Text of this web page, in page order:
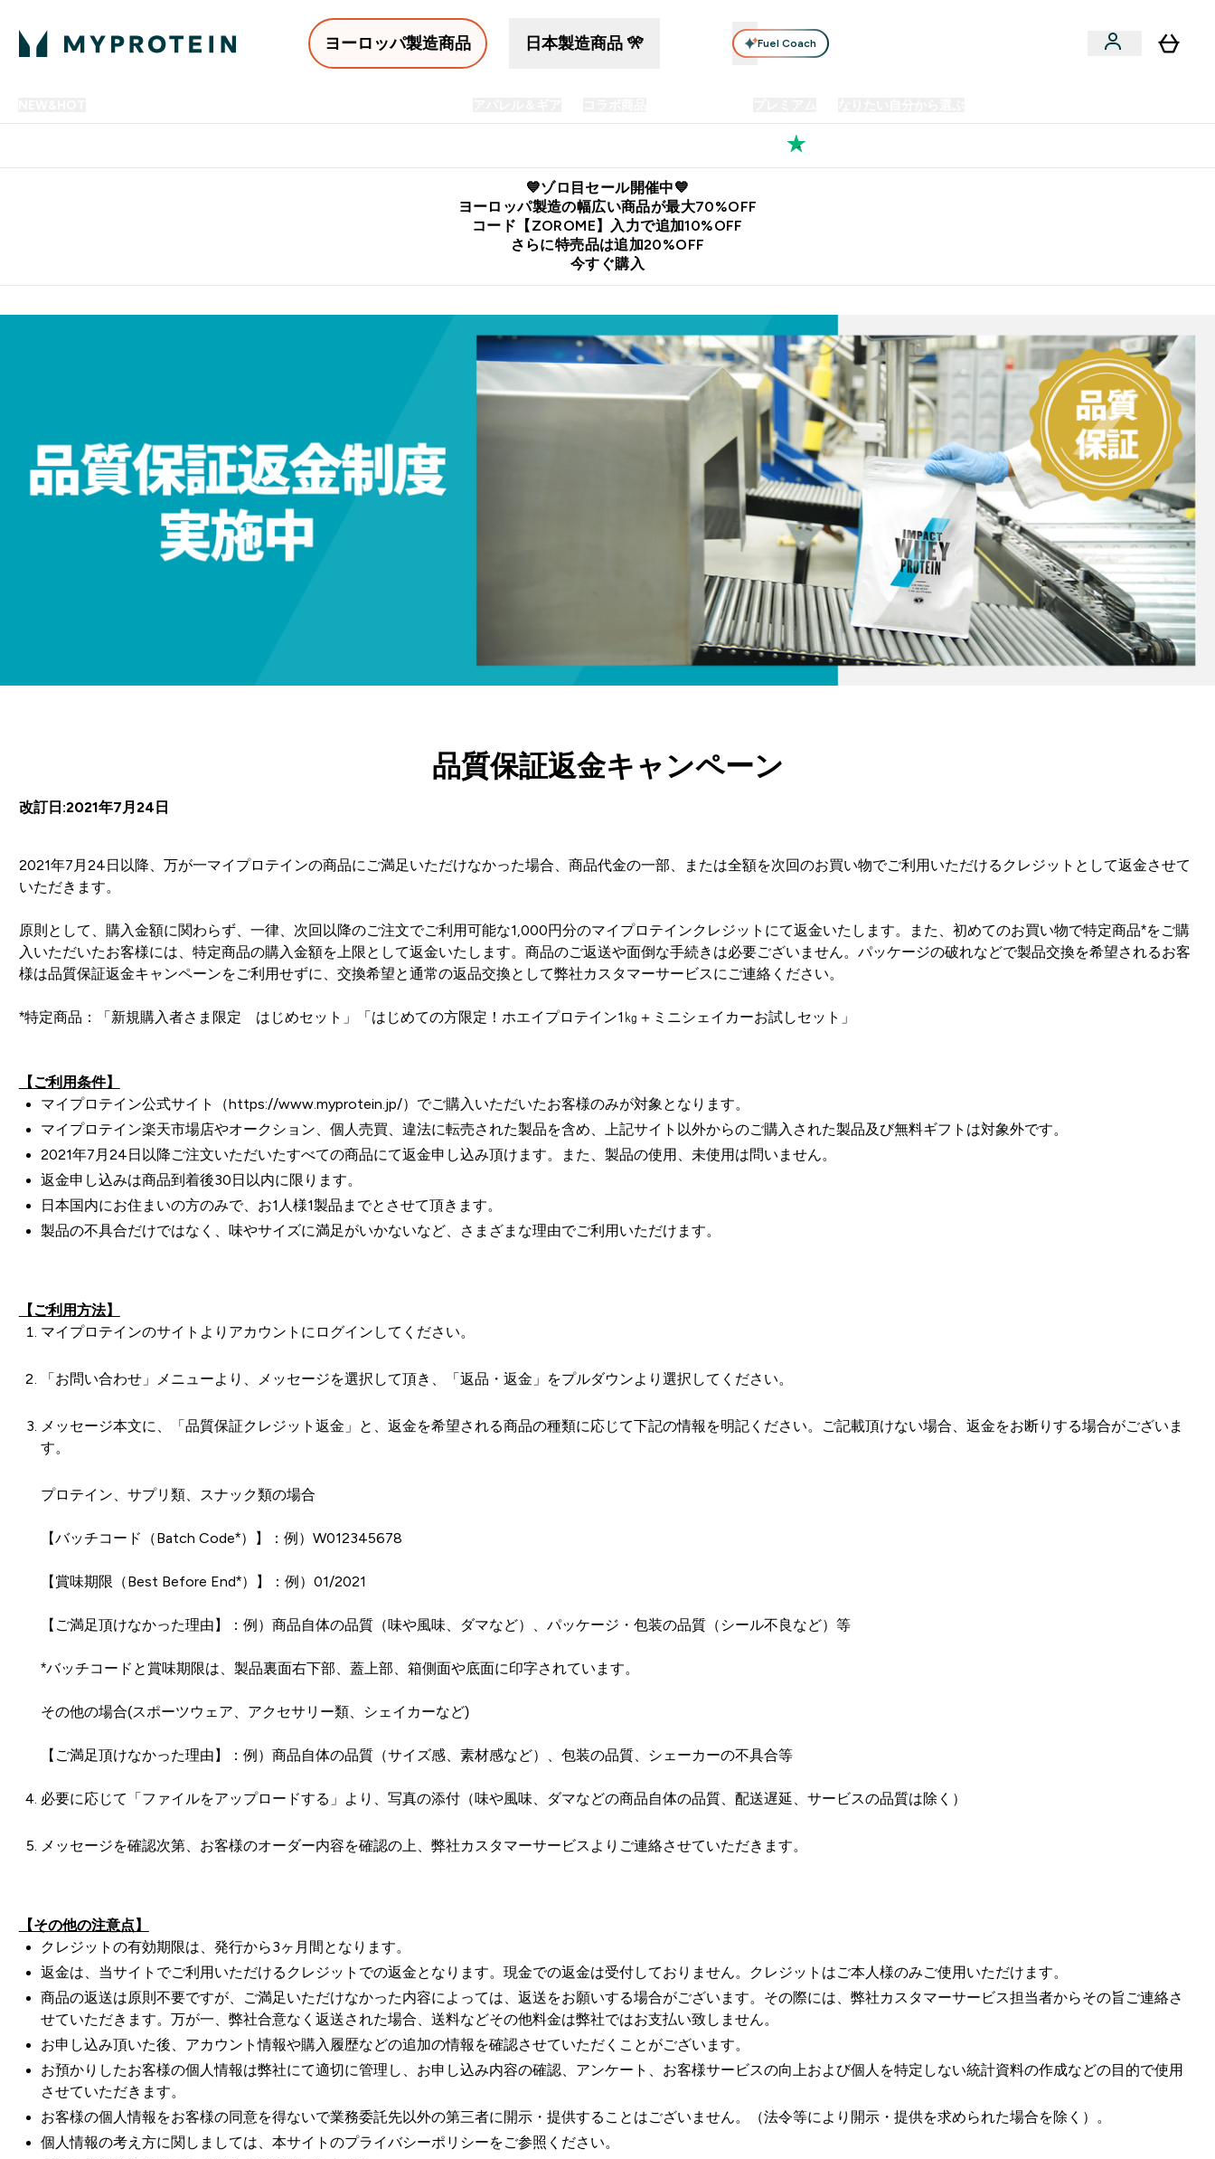
ヨーロッパ製造商品 日本製造商品 🎌 Fuel Coach
💙ゾロ目セール開催中💙
ヨーロッパ製造の幅広い商品が最大70%OFF
コード【ZOROME】入力で追加10%OFF
さらに特売品は追加20%OFF
今すぐ購入
品質保証返金キャンペーン
改訂日:2021年7月24日
2021年7月24日以降、万が一マイプロテインの商品にご満足いただけなかった場合、商品代金の一部、または全額を次回のお買い物でご利用いただけるクレジットとして返金させて
いただきます。
原則として、購入金額に関わらず、一律、次回以降のご注文でご利用可能な1,000円分のマイプロテインクレジットにて返金いたします。また、初めてのお買い物で特定商品*をご購
入いただいたお客様には、特定商品の購入金額を上限として返金いたします。商品のご返送や面倒な手続きは必要ございません。パッケージの破れなどで製品交換を希望されるお客
様は品質保証返金キャンペーンをご利用せずに、交換希望と通常の返品交換として弊社カスタマーサービスにご連絡ください。
*特定商品：「新規購入者さま限定 はじめセット」「はじめての方限定！ホエイプロテイン1㎏＋ミニシェイカーお試しセット」
【ご利用条件】
マイプロテイン公式サイト（https://www.myprotein.jp/）でご購入いただいたお客様のみが対象となります。
マイプロテイン楽天市場店やオークション、個人売買、違法に転売された製品を含め、上記サイト以外からのご購入された製品及び無料ギフトは対象外です。
2021年7月24日以降ご注文いただいたすべての商品にて返金申し込み頂けます。また、製品の使用、未使用は問いません。
返金申し込みは商品到着後30日以内に限ります。
日本国内にお住まいの方のみで、お1人様1製品までとさせて頂きます。
製品の不具合だけではなく、味やサイズに満足がいかないなど、さまざまな理由でご利用いただけます。
【ご利用方法】
マイプロテインのサイトよりアカウントにログインしてください。
「 お問い合わせ」メニューより、メッセージを選択して頂き、「返品・返金」をプルダウンより選択してください。
メッセージ本文に、「品質保証クレジット返金」と、返金を希望される商品の種類に応じて下記の情報を明記ください。ご記載頂けない場合、返金をお断りする場合がございま
す。
プロテイン、サプリ類、スナック類の場合
【バッチコード（Batch Code*）】：例）W012345678
【賞味期限（Best Before End*）】：例）01/2021
【ご満足頂けなかった理由】：例）商品自体の品質（味や風味、ダマなど）、パッケージ・包装の品質（シール不良など）等
*バッチコードと賞味期限は、製品裏面右下部、蓋上部、箱側面や底面に印字されています。
その他の場合(スポーツウェア、アクセサリー類、シェイカーなど)
【ご満足頂けなかった理由】：例）商品自体の品質（サイズ感、素材感など）、包装の品質、シェーカーの不具合等
必要に応じて「ファイルをアップロードする」より、写真の添付（味や風味、ダマなどの商品自体の品質、配送遅延、サービスの品質は除く）
メッセージを確認次第、お客様のオーダー内容を確認の上、弊社カスタマーサービスよりご連絡させていただきます。
【その他の注意点】
クレジットの有効期限は、発行から3ヶ月間となります。
返金は、当サイトでご利用いただけるクレジットでの返金となります。現金での返金は受付しておりません。クレジットはご本人様のみご使用いただけます。
商品の返送は原則不要ですが、ご満足いただけなかった内容によっては、返送をお願いする場合がございます。その際には、弊社カスタマーサービス担当者からその旨ご連絡さ
せていただきます。万が一、弊社合意なく返送された場合、送料などその他料金は弊社ではお支払い致しません。
お申し込み頂いた後、アカウント情報や購入履歴などの追加の情報を確認させていただくことがございます。
お預かりしたお客様の個人情報は弊社にて適切に管理し、お申し込み内容の確認、アンケート、お客様サービスの向上および個人を特定しない統計資料の作成などの目的で使用
させていただきます。
お客様の個人情報をお客様の同意を得ないで業務委託先以外の第三者に開示・提供することはございません。（法令等により開示・提供を求められた場合を除く）。
個人情報の考え方に関しましては、本サイトのプライバシーポリシーをご参照ください。